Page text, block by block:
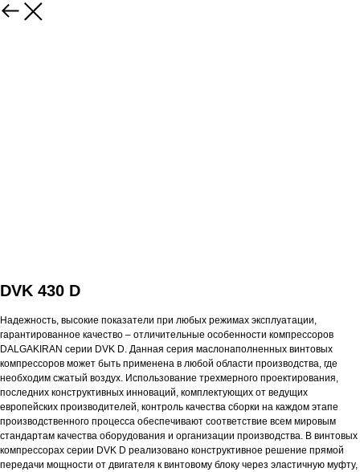
DVK 430 D
Надежность, высокие показатели при любых режимах эксплуатации,
гарантированное качество – отличительные особенности компрессоров
DALGAKIRAN серии DVK D. Данная серия маслонаполненных винтовых
компрессоров может быть применена в любой области производства, где
необходим сжатый воздух. Использование трехмерного проектирования,
последних конструктивных инноваций, комплектующих от ведущих
европейских производителей, контроль качества сборки на каждом этапе
производственного процесса обеспечивают соответствие всем мировым
стандартам качества оборудования и организации производства. В винтовых
компрессорах серии DVK D реализовано конструктивное решение прямой
передачи мощности от двигателя к винтовому блоку через эластичную муфту,